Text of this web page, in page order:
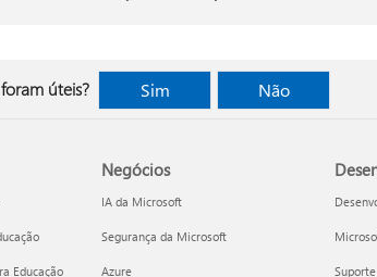
úteis? Sim Não
Educação
Negócios
IA da Microsoft
Segurança da Microsoft
Azure